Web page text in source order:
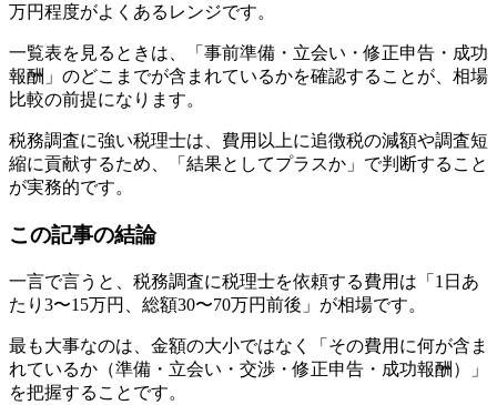
万円程度がよくあるレンジです。
一覧表を見るときは、「事前準備・立会い・修正申告・成功
報酬」のどこまでが含まれているかを確認することが、相場
比較の前提になります。
税務調査に強い税理士は、費用以上に追徴税の減額や調査短
縮に貢献するため、「結果としてプラスか」で判断すること
が実務的です。
この記事の結論
一言で言うと、税務調査に税理士を依頼する費用は「1日あ
たり3〜15万円、総額30〜70万円前後」が相場です。
最も大事なのは、金額の大小ではなく「その費用に何が含ま
れているか（準備・立会い・交渉・修正申告・成功報酬）」
を把握することです。